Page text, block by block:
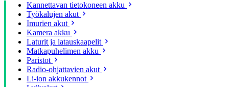
Kannettavan tietokoneen akku
Työkalujen akut
Imurien akut
Kamera akku
Laturit ja latauskaapelit
Matkapuhelimen akku
Paristot
Radio-ohjattavien akut
Li-ion akkukennot